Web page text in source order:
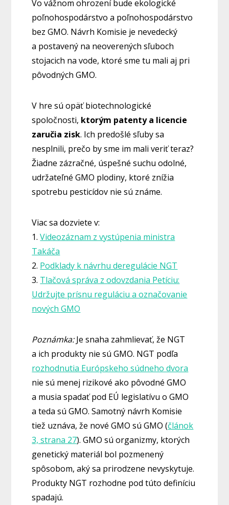
Vo vážnom ohrození bude ekologické
poľnohospodárstvo a poľnohospodárstvo
bez GMO. Návrh Komisie je nevedecký
a postavený na neoverených sľuboch
stojacich na vode, ktoré sme tu mali aj pri
pôvodných GMO.
V hre sú opäť biotechnologické
spoločnosti, ktorým patenty a licencie
zaručia zisk. Ich predošlé sľuby sa
nesplnili, prečo by sme im mali veriť teraz?
Žiadne zázračné, úspešné suchu odolné,
udržateľné GMO plodiny, ktoré znížia
spotrebu pesticídov nie sú známe.
Viac sa dozviete v:
1.Videozáznam z vystúpenia ministra
Takáča
2. Podklady k návrhu deregulácie NGT
3. Tlačová správa z odovzdania Petíciu:
Udržujte prísnu reguláciu a označovanie
nových GMO
Poznámka:Je snaha zahmlievať, že NGT
a ich produkty nie sú GMO. NGT podľa
rozhodnutia Európskeho súdneho dvora
nie sú menej rizikové ako pôvodné GMO
a musia spadať pod EÚ legislatívu o GMO
a teda sú GMO. Samotný návrh Komisie
tiež uznáva, že nové GMO sú GMO (článok
3, strana 27). GMO sú organizmy, ktorých
genetický materiál bol pozmenený
spôsobom, aký sa prirodzene nevyskytuje.
Produkty NGT rozhodne pod túto definíciu
spadajú.